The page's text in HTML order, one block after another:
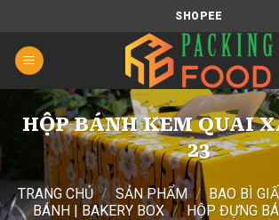
nội
dung
SHOPEE
HỘP BÁNH KEM QUAI
23
TRANG CHỦ / SẢN PHẨM / BAO BÌ
BÁNH | BAKERY BOX / HỘP ĐỰNG